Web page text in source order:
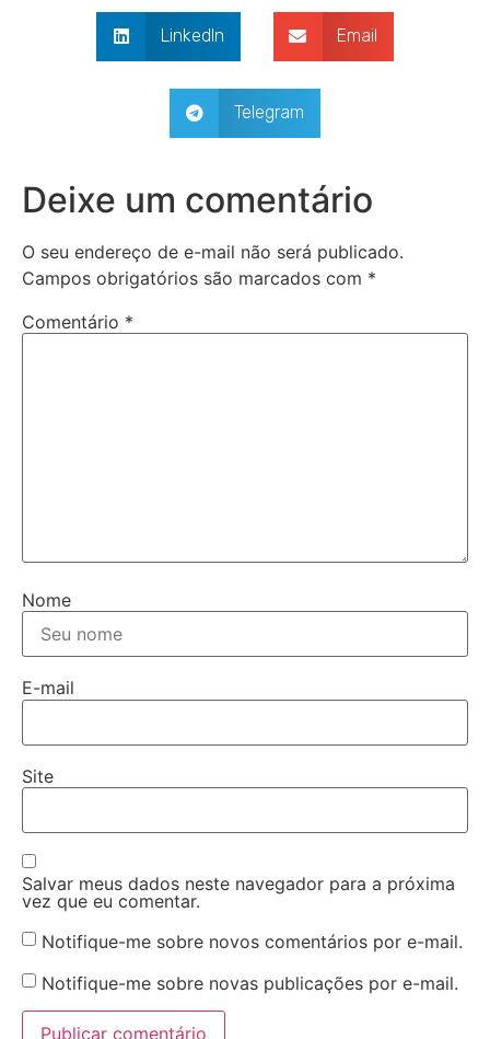
LinkedIn Email
Telegram
Deixe um comentário
O seu endereço de e-mail não será publicado.
Campos obrigatórios são marcados com *
Comentário *
Nome
E-mail
Site
Salvar meus dados neste navegador para a próxima
vez que eu comentar.
Notifique-me sobre novos comentários por e-mail.
Notifique-me sobre novas publicações por e-mail.